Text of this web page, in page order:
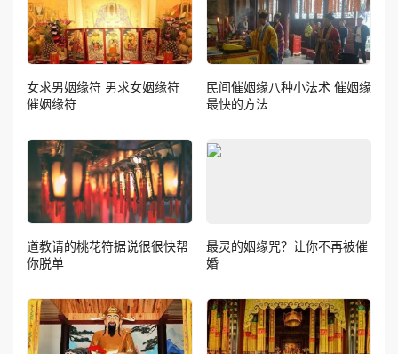
女求男姻缘符 男求女姻缘符
催姻缘符
民间催姻缘八种小法术 催姻缘
最快的方法
道教请的桃花符据说很很快帮
你脱单
最灵的姻缘咒？让你不再被催
婚